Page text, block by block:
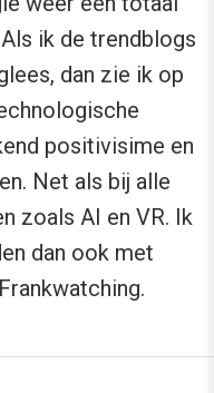
ik de trendblogs
dan zie ik op
positivisime en
Net als bij alle
zoals AI en VR. Ik
dan ook met